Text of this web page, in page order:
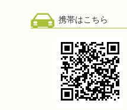
携帯はこちら